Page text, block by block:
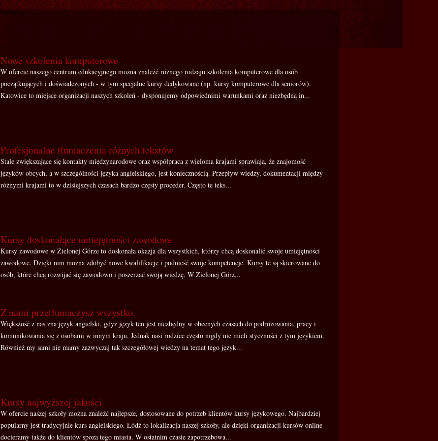
Nowe szkolenia komputerowe
W ofercie naszego centrum edukacyjnego można znaleźć różnego rodzaju szkolenia komputerowe dla osób
początkujących i doświadczonych - w tym specjalne kursy dedykowane (np. kursy komputerowe dla seniorów).
Katowice to miejsce organizacji naszych szkoleń - dysponujemy odpowiednimi warunkami oraz niezbędną in...
Profesjonalne tłumaczenia różnych tekstów
Stale zwiększające się kontakty międzynarodowe oraz współpraca z wieloma krajami sprawiają, że znajomość
języków obcych, a w szczególności języka angielskiego, jest koniecznością. Przepływ wiedzy, dokumentacji między
różnymi krajami to w dzisiejszych czasach bardzo częsty proceder. Często te teks...
Kursy doskonalące umiejętności zawodowe
Kursy zawodowe w Zielonej Górze to doskonała okazja dla wszystkich, którzy chcą doskonalić swoje umiejętności
zawodowe. Dzięki nim można zdobyć nowe kwalifikacje i podnieść swoje kompetencje. Kursy te są skierowane do
osób, które chcą rozwijać się zawodowo i poszerzać swoją wiedzę. W Zielonej Górz...
Z nami przetłumaczysz wszystko.
Większość z nas zna język angielski, gdyż język ten jest niezbędny w obecnych czasach do podróżowania, pracy i
komunikowania się z osobami w innym kraju. Jednak nasi rodzice często nigdy nie mieli styczności z tym językiem.
Również my sami nie mamy zazwyczaj tak szczegółowej wiedzy na temat tego język...
Kursy najwyższej jakości
W ofercie naszej szkoły można znaleźć najlepsze, dostosowane do potrzeb klientów kursy językowego. Najbardziej
popularny jest tradycyjnie kurs angielskiego. Łódź to lokalizacja naszej szkoły, ale dzięki organizacji kursów online
docieramy także do klientów spoza tego miasta. W ostatnim czasie zapotrzebowa...